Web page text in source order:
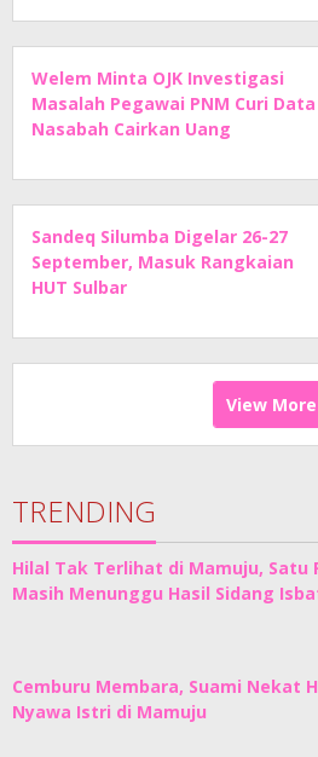
Welem Minta OJK Investigasi
Masalah Pegawai PNM Curi Data
Nasabah Cairkan Uang
Sandeq Silumba Digelar 26-27
September, Masuk Rangkaian
HUT Sulbar
View More
TRENDING
Hilal Tak Terlihat di Mamuju, Satu
Masih Menunggu Hasil Sidang
Cemburu Membara, Suami Nekat
Nyawa Istri di Mamuju